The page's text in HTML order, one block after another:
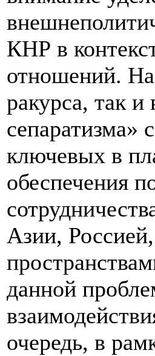
КНР в
отношений. На
ракурса, так
сепаратизма»
ключевых в
обеспечения
Азии,
данной
очередь, в